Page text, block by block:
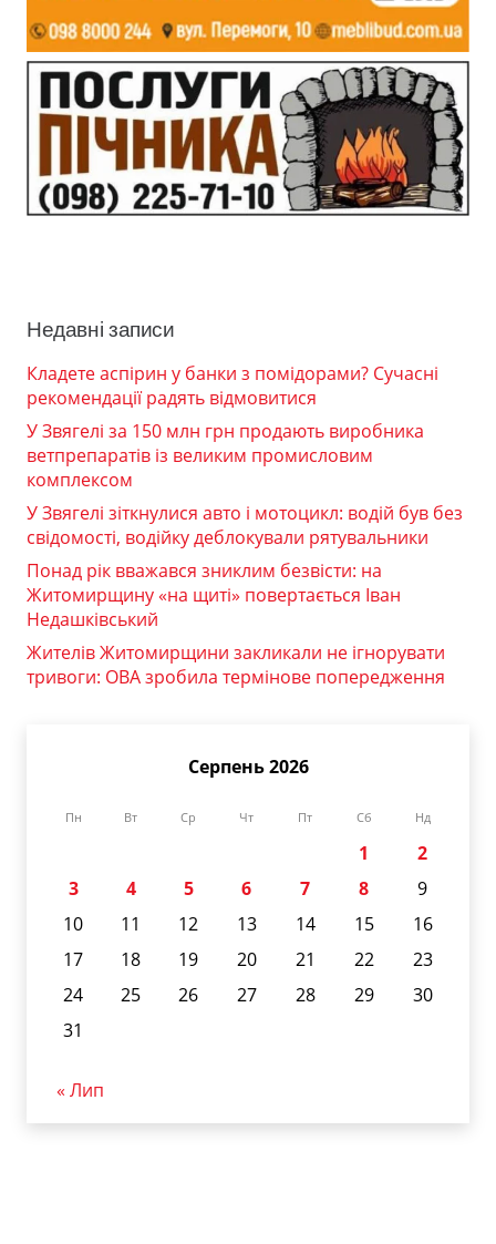
Недавні записи
Кладете аспірин у банки з помідорами? Сучасні
рекомендації радять відмовитися
У Звягелі за 150 млн грн продають виробника
ветпрепаратів із великим промисловим
комплексом
У Звягелі зіткнулися авто і мотоцикл: водій був без
свідомості, водійку деблокували рятувальники
Понад рік вважався зниклим безвісти: на
Житомирщину «на щиті» повертається Іван
Недашківський
Жителів Житомирщини закликали не ігнорувати
тривоги: ОВА зробила термінове попередження
Серпень 2026
Пн Вт Ср Чт Пт Сб Нд
1
2
3
4 5 6 7 8
9
10
11 12 13 14 15
16
17
18 19 20 21 22
23
24
25 26 27 28 29
30
31
« Лип